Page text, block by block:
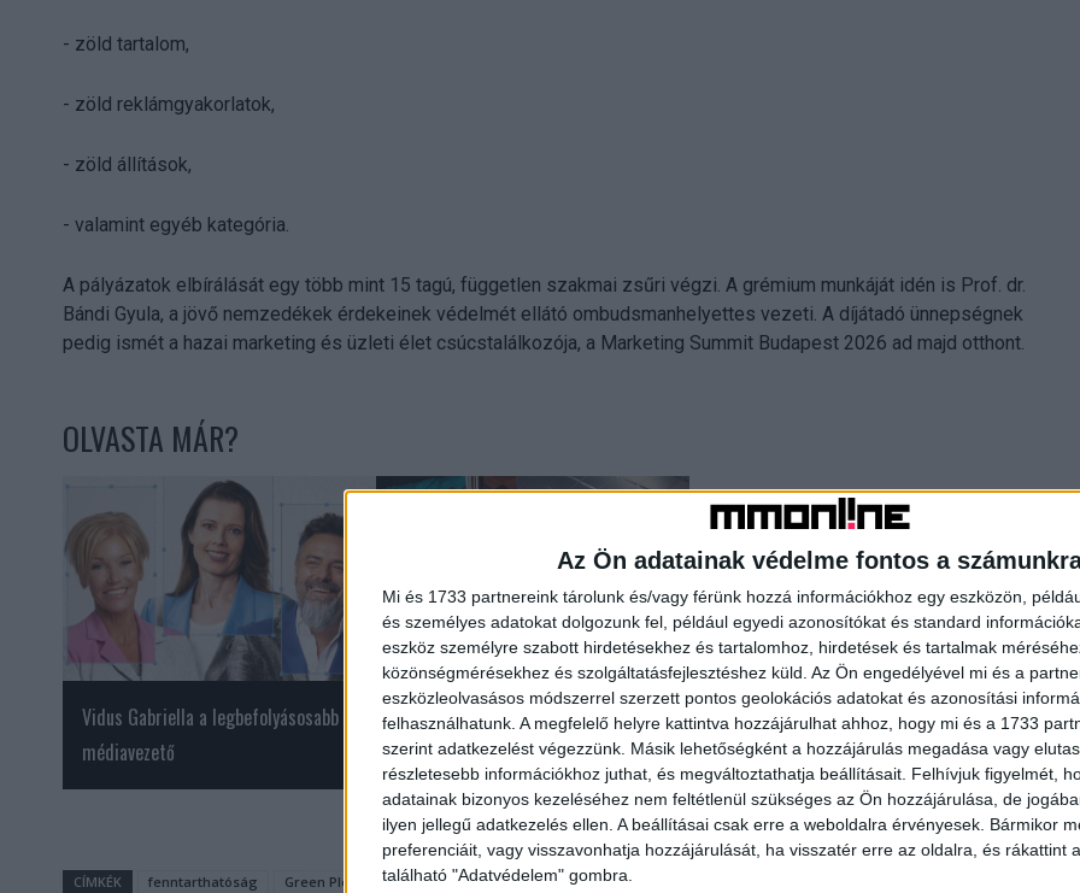
Az Ön adatainak védelme fontos a
Mi és 1733 partnereink tárolunk és/vagy férünk hozzá információkhoz egy eszközön,
és személyes adatokat dolgozunk fel, például egyedi azonosítókat és standard
eszköz személyre szabott hirdetésekhez és tartalomhoz, hirdetések és tartalmak
közönségmérésekhez és szolgáltatásfejlesztéshez küld. Az Ön engedélyével mi és a
eszközleolvasásos módszerrel szerzett pontos geolokációs adatokat és azonosítási
felhasználhatunk. A megfelelő helyre kattintva hozzájárulhat ahhoz, hogy mi és a 1733
szerint adatkezelést végezzünk. Másik lehetőségként a hozzájárulás megadása vagy
részletesebb információkhoz juthat, és megváltoztathatja beállításait. Felhívjuk figyelmét,
adatainak bizonyos kezeléséhez nem feltétlenül szükséges az Ön hozzájárulása, de
ilyen jellegű adatkezelés ellen. A beállításai csak erre a weboldalra érvényesek. Bármikor
preferenciáit, vagy visszavonhatja hozzájárulását, ha visszatér erre az oldalra, és rákattint
található "Adatvédelem" gombra.
- zöld tartalom,
- zöld reklámgyakorlatok,
- zöld állítások,
- valamint egyéb kategória.
A pályázatok elbírálását egy több mint 15 tagú, független szakmai zsűri végzi. A grémium munkáját idén is Prof. dr.
Bándi Gyula, a jövő nemzedékek érdekeinek védelmét ellátó ombudsmanhelyettes vezeti. A díjátadó ünnepségnek
pedig ismét a hazai marketing és üzleti élet csúcstalálkozója, a Marketing Summit Budapest 2026 ad majd otthont.
OLVASTA MÁR?
Vidus Gabriella a legbefolyásosabb
médiavezető
Érkezik A legjobb ajánlat új évada az
RTL-re
Díjazták a rendezvényszakma
legjobbjait
CÍMKÉK fenntarthatóság Green Pledge MAKSZ MMSZ ÖRT pályázat